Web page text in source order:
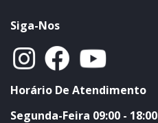
Siga-Nos
Horário De Atendimento
Segunda-Feira 09:00 - 18:00